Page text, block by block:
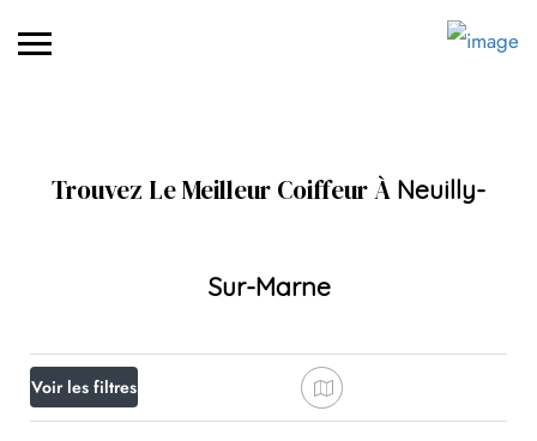
Trouvez Le Meilleur Coiffeur À Neuilly-
Sur-Marne
Voir les filtres